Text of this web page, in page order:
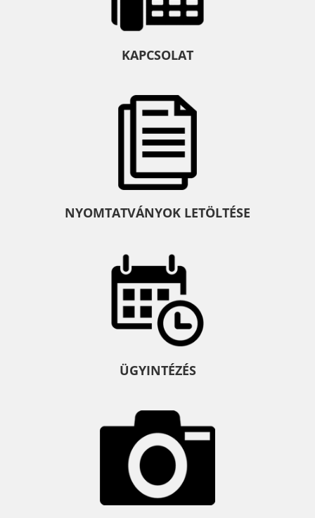
KAPCSOLAT
NYOMTATVÁNYOK LETÖLTÉSE
ÜGYINTÉZÉS